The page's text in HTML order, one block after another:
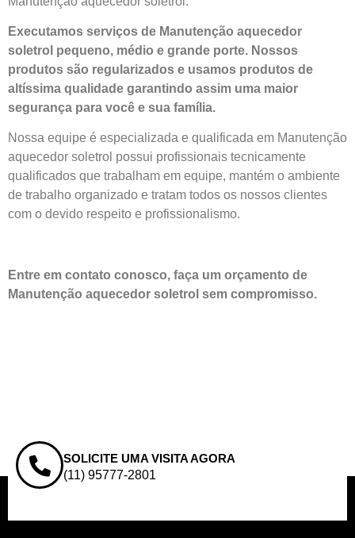
Executamos serviços de Manutenção aquecedor
soletrol pequeno, médio e grande porte. Nossos
produtos são regularizados e usamos produtos de
altíssima qualidade garantindo assim uma maior
segurança para você e sua família.
Nossa equipe é especializada e qualificada em Manutenção
aquecedor soletrol possui profissionais tecnicamente
qualificados que trabalham em equipe, mantém o ambiente
de trabalho organizado e tratam todos os nossos clientes
com o devido respeito e profissionalismo.
Entre em contato conosco, faça um orçamento de
Manutenção aquecedor soletrol sem compromisso.
SOLICITE UMA VISITA AGORA
(11) 95777-2801